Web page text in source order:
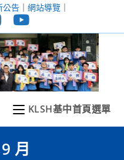
公告｜ 網站導覽｜
KLSH基中首頁選單
月